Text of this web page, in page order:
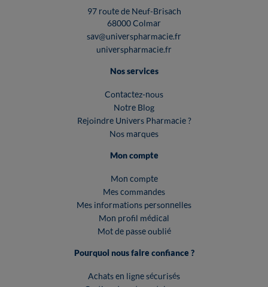
97 route de Neuf-Brisach
68000 Colmar
sav@universpharmacie.fr
universpharmacie.fr
Nos services
Contactez-nous
Notre Blog
Rejoindre Univers Pharmacie ?
Nos marques
Mon compte
Mon compte
Mes commandes
Mes informations personnelles
Mon profil médical
Mot de passe oublié
Pourquoi nous faire confiance ?
Achats en ligne sécurisés